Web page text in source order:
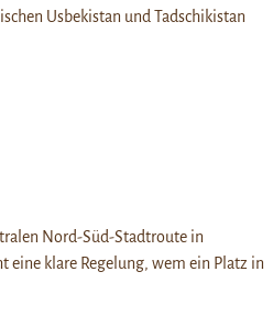
Usbekistan und Tadschikistan
Nord-Süd-Stadtroute in
eine klare Regelung, wem ein Platz in